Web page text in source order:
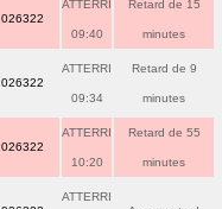
026322
ATTERRI
09:40
Retard de 15
minutes
026322
ATTERRI
09:34
Retard de 9
minutes
026322
ATTERRI
10:20
Retard de 55
minutes
ATTERRI